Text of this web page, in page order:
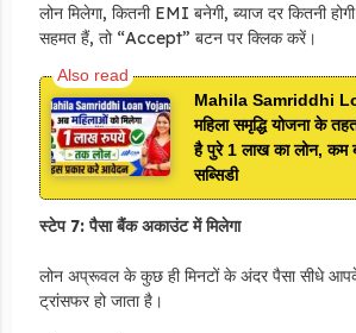
लोन मिलेगा, कितनी EMI बनेगी, ब्याज दर कितनी
सहमत हैं, तो “Accept” बटन पर क्लिक करें।
Mahila Samriddhi
महिला समृद्धि योजना के
है पुरे 1 लाख का लोन, कम
सब्सिडी
स्टेप 7: पैसा बैंक अकाउंट में मिलेगा
लोन अप्रूवल के कुछ ही मिनटों के अंदर पैसा सीधे
ट्रांसफर हो जाता है।